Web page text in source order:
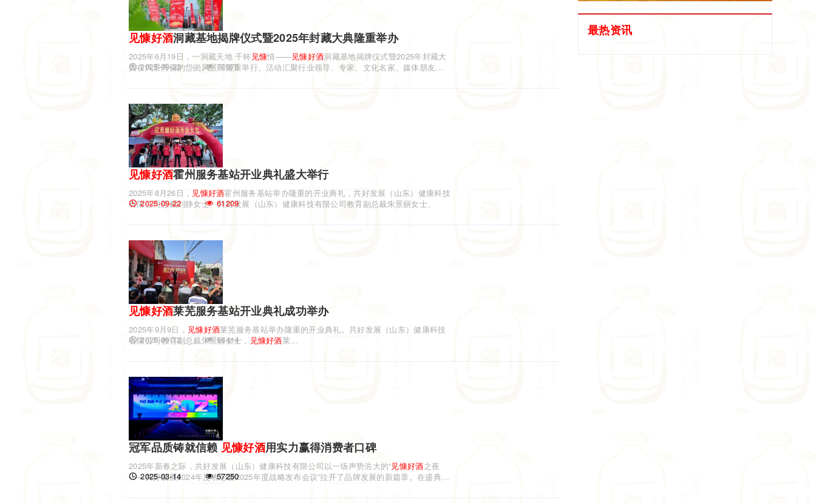
见慷好酒洞藏基地揭牌仪式暨2025年封藏大典隆重举办
2025年6月19日，一洞藏天地 千杯见慷情——见慷好酒洞藏基地揭牌仪式暨2025年封藏大
典在风景秀丽的岱崮风景区隆重举行。活动汇聚行业领导、专家、文化名家、媒体朋友...
2025-09-22 73975
见慷好酒霍州服务基站开业典礼盛大举行
2025年8月26日， 见慷好酒霍州服务基站举办隆重的开业典礼，共好发展（山东）健康科技
有限公司总裁刘静女士、共好发展（山东）健康科技有限公司教育副总裁朱景丽女士、
2025-09-22 61209
见慷好酒莱芜服务基站开业典礼成功举办
2025年9月9日， 见慷好酒莱芜服务基站举办隆重的开业典礼。共好发展（山东）健康科技
有限公司教育副总裁朱景丽女士， 见慷好酒莱...
2025-09-12 56414
冠军品质铸就信赖 见慷好酒用实力赢得消费者口碑
2025年新春之际，共好发展（山东）健康科技有限公司以一场声势浩大的“见慷好酒之夜
——共好发展2024年度表彰暨2025年度战略发布会议”拉开了品牌发展的新篇章。在盛典
2025-03-14 57250
最热资讯